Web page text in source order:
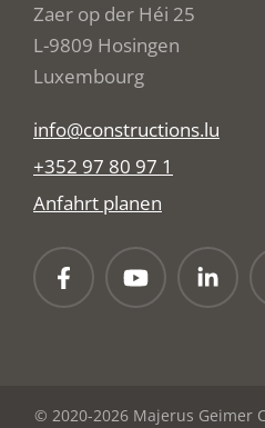
Zaer op der Héi 25
L-9809 Hosingen
Luxembourg
info@constructions.lu
+352 97 80 97 1
Anfahrt planen
© 2020-2026 Majerus Geimer